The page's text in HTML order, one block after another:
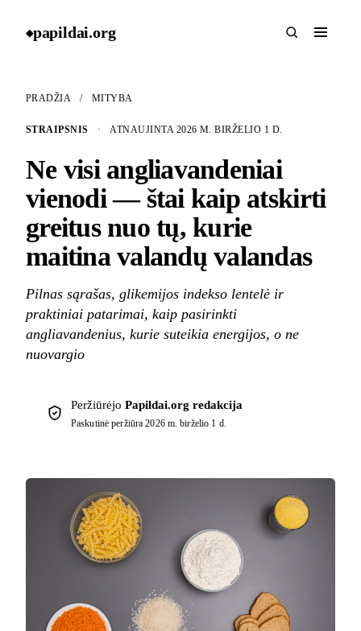
◆papildai.org
PRADŽIA / MITYBA
STRAIPSNIS · ATNAUJINTA 2026 M. BIRŽELIO 1 D.
Ne visi angliavandeniai
vienodi — štai kaip atskirti
greitus nuo tų, kurie
maitina valandų valandas
Pilnas sąrašas, glikemijos indekso lentelė ir
praktiniai patarimai, kaip pasirinkti
angliavandenius, kurie suteikia energijos, o ne
nuovargio
Peržiūrėjo Papildai.org redakcija
Paskutinė peržiūra2026 m. birželio 1 d.